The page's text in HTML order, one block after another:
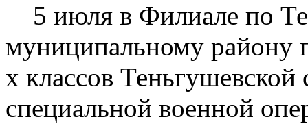
5 июля в Филиале по
муниципальному району
х классов
специальной военной